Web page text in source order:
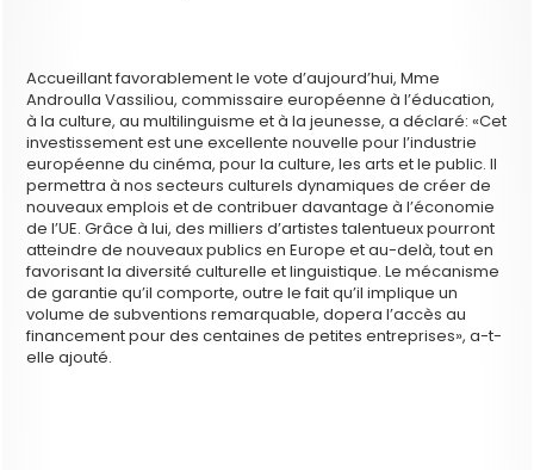
Accueillant favorablement le vote d’aujourd’hui, Mme
Androulla Vassiliou, commissaire européenne à l’éducation,
à la culture, au multilinguisme et à la jeunesse, a déclaré: «Cet
investissement est une excellente nouvelle pour l’industrie
européenne du cinéma, pour la culture, les arts et le public. Il
permettra à nos secteurs culturels dynamiques de créer de
nouveaux emplois et de contribuer davantage à l’économie
de l’UE. Grâce à lui, des milliers d’artistes talentueux pourront
atteindre de nouveaux publics en Europe et au-delà, tout en
favorisant la diversité culturelle et linguistique. Le mécanisme
de garantie qu’il comporte, outre le fait qu’il implique un
volume de subventions remarquable, dopera l’accès au
financement pour des centaines de petites entreprises», a-t-
elle ajouté.